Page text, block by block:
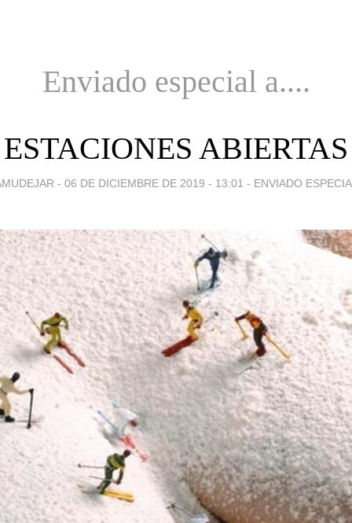
Enviado especial a....
ESTACIONES ABIERTAS
- 06 DE DICIEMBRE DE 2019 - 13:01 - ENVIADO